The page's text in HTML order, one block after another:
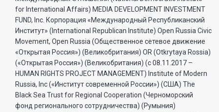
for International Affairs) MEDIA DEVELOPMENT INVESTMENT
FUND, Inc. Корпорация «Международный Республиканский
Институт» (International Republican Institute) Open Russia Civic
Movement, Open Russia (Общественное сетевое движение
«Открытая Россия») (Великобритания) OR (Otkrytaya Rossia)
(«Открытая Россия») (Великобритания) (с 08.11.2017 –
HUMAN RIGHTS PROJECT MANAGEMENT) Institute of Modern
Russia, Inc («Институт современной России») (США) The
Black Sea Trust for Regional Cooperation (Черноморский
фонд регионального сотрудничества) (Румыния)